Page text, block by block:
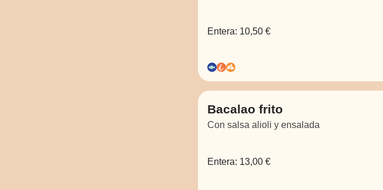
Entera: 10,50 €
Bacalao frito
Con salsa alioli y ensalada
Entera: 13,00 €